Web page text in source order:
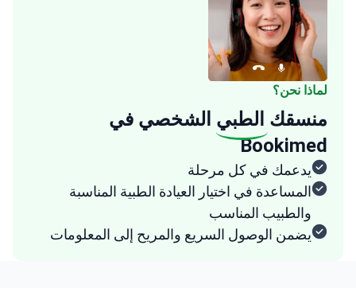
لماذا نحن؟
منسقك الطبي الشخصي في
Bookimed
يدعمك في كل مرحلة
المساعدة في اختيار العيادة الطبية المناسبة
والطبيب المناسب
يضمن الوصول السريع والمريح إلى المعلومات